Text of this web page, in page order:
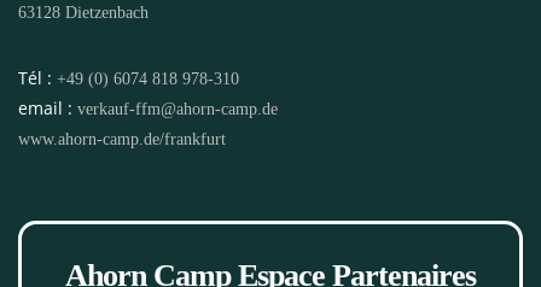
63128 Dietzenbach
Tél : +49 (0) 6074 818 978-310
email : verkauf-ffm@ahorn-camp.de
www.ahorn-camp.de/frankfurt
Ahorn Camp Espace Partenaires